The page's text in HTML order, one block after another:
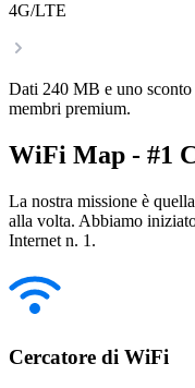
4G/LTE
Dati 240 MB e uno
membri premium.
WiFi Map - #1
La nostra missione è
alla volta. Abbiamo
Internet n. 1.
Cercatore di WiFi